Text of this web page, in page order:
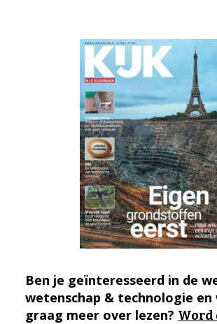
Ben je geïnteresseerd in de
wetenschap & technologie en
graag meer over lezen? Word